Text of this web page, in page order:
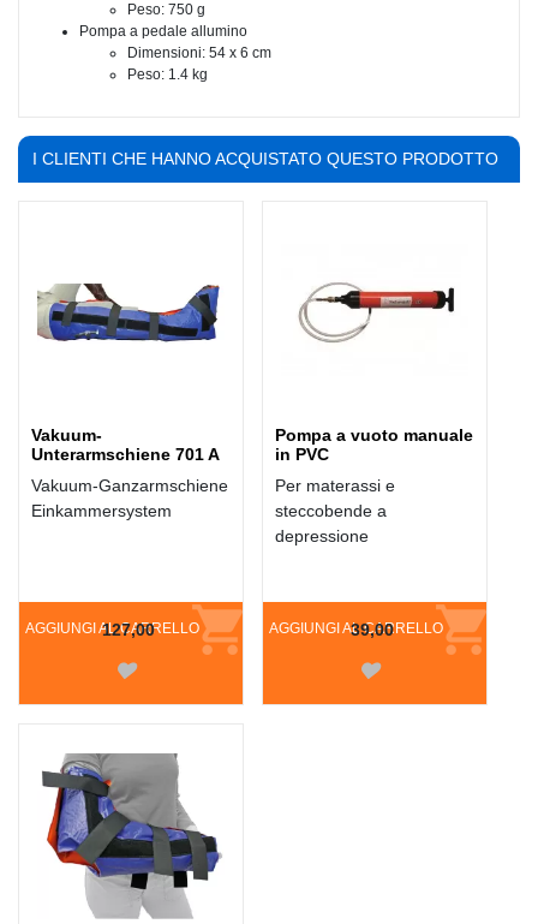
Peso: 750 g
Pompa a pedale allumino
Dimensioni: 54 x 6 cm
Peso: 1.4 kg
I CLIENTI CHE HANNO ACQUISTATO QUESTO PRODOTTO
Vakuum-
Unterarmschiene 701 A
Vakuum-Ganzarmschiene
Einkammersystem
AGGIUNGI AL CARRELLO
127,00
Pompa a vuoto manuale
in PVC
Per materassi e
steccobende a
depressione
AGGIUNGI AL CARRELLO
39,00